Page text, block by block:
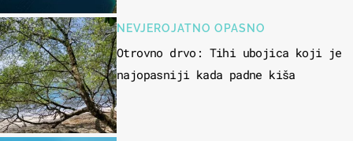
NEVJEROJATNO OPASNO
Otrovno drvo: Tihi ubojica koji je
najopasniji kada padne kiša